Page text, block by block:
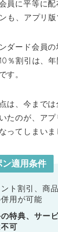
員に平等に
も、アプリ版
ダード会員
％割引は、
す。
は、今まで
たのが、ア
ってしまいま
適用条件
ト割引、商
用が可能
の特典、サー
可